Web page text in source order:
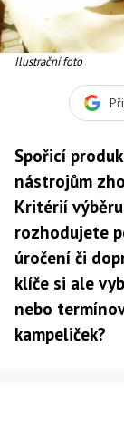
Ilustrační foto
Spořicí
nástrojům
Kritérií
rozhodujete
úročení či
klíče si ale
nebo
kampeliček?